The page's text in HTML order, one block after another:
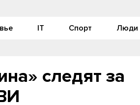
IT Спорт Люди
следят за